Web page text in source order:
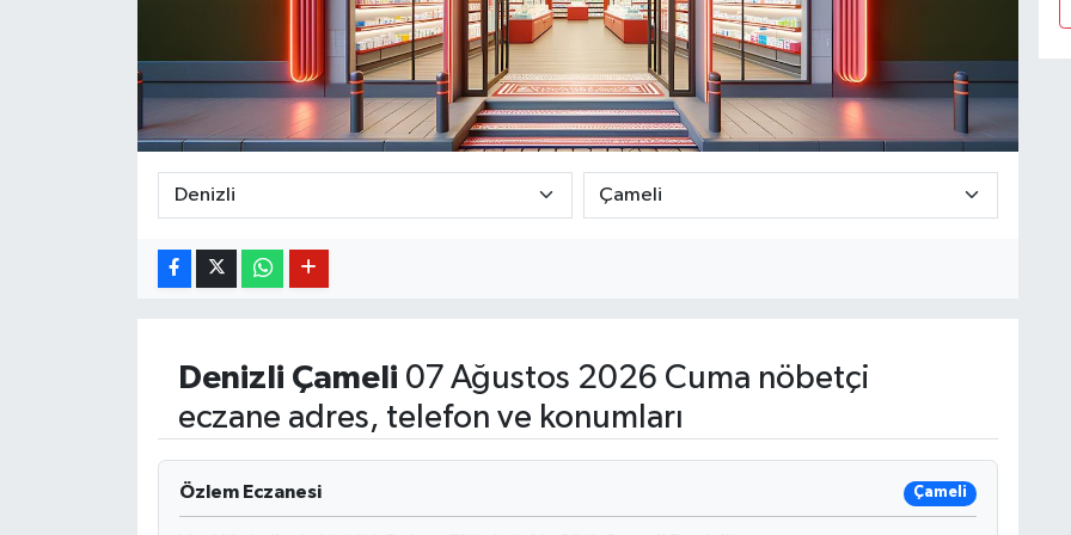
Denizli Çameli 07 Ağustos 2026 Cuma nöbetçi
eczane adres, telefon ve konumları
Özlem Eczanesi Çameli
OTOMOBİL